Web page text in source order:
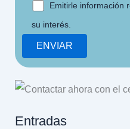
Emitirle información
su interés.
Entradas